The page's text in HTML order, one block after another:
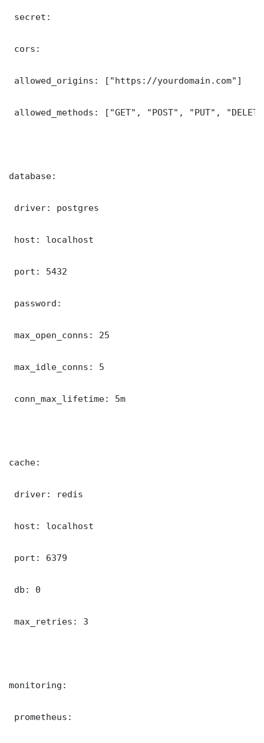
secret:
cors:
allowed_origins: ["https://yourdomain.com"]
allowed_methods: ["GET", "POST", "PUT",
database:
driver: postgres
host: localhost
port: 5432
password:
max_open_conns: 25
max_idle_conns: 5
conn_max_lifetime: 5m
cache:
driver: redis
host: localhost
port: 6379
db: 0
max_retries: 3
monitoring:
prometheus: